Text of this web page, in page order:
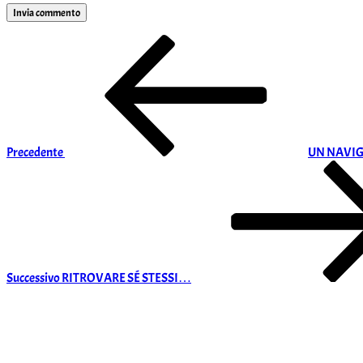
Precedente
UN
SuccessivoRITROVARE SÉ STESSI…